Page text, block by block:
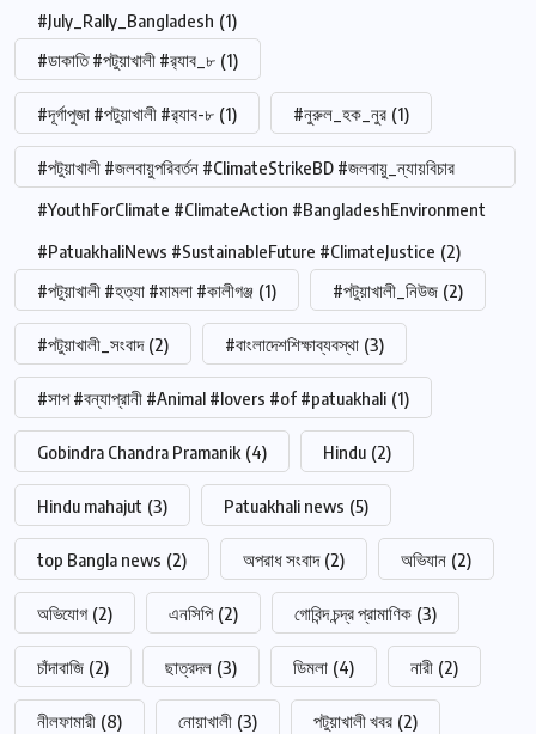
#July_Rally_Bangladesh (1)
#ডাকাতি #পটুয়াখালী #র‍্যাব_৮ (1)
#দূর্গাপুজা #পটুয়াখালী #র‍্যাব-৮ (1) #নুরুল_হক_নুর (1)
#পটুয়াখালী #জলবায়ুপরিবর্তন #ClimateStrikeBD #জলবায়ু_ন্যায়বিচার
#YouthForClimate #ClimateAction #BangladeshEnvironment
#PatuakhaliNews #SustainableFuture #ClimateJustice (2)
#পটুয়াখালী #হত্যা #মামলা #কালীগঞ্জ (1) #পটুয়াখালী_নিউজ (2)
#পটুয়াখালী_সংবাদ (2) #বাংলাদেশশিক্ষাব্যবস্থা (3)
#সাপ #বন্যাপ্রানী #Animal #lovers #of #patuakhali (1)
Gobindra Chandra Pramanik (4) Hindu (2)
Hindu mahajut (3) Patuakhali news (5)
top Bangla news (2) অপরাধ সংবাদ (2) অভিযান (2)
অভিযোগ (2) এনসিপি (2) গোবিন্দ চন্দ্র প্রামাণিক (3)
চাঁদাবাজি (2) ছাত্রদল (3) ডিমলা (4) নারী (2)
নীলফামারী (8) নোয়াখালী (3) পটুয়াখালী খবর (2)